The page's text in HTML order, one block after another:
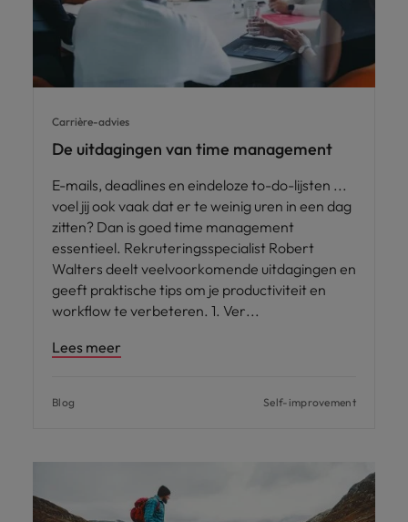
Carrière-advies
De uitdagingen van time management
E-mails, deadlines en eindeloze to-do-lijsten ...
voel jij ook vaak dat er te weinig uren in een dag
zitten? Dan is goed time management
essentieel. Rekruteringsspecialist Robert
Walters deelt veelvoorkomende uitdagingen en
geeft praktische tips om je productiviteit en
workflow te verbeteren. 1. Ver
Lees meer
Blog Self-improvement